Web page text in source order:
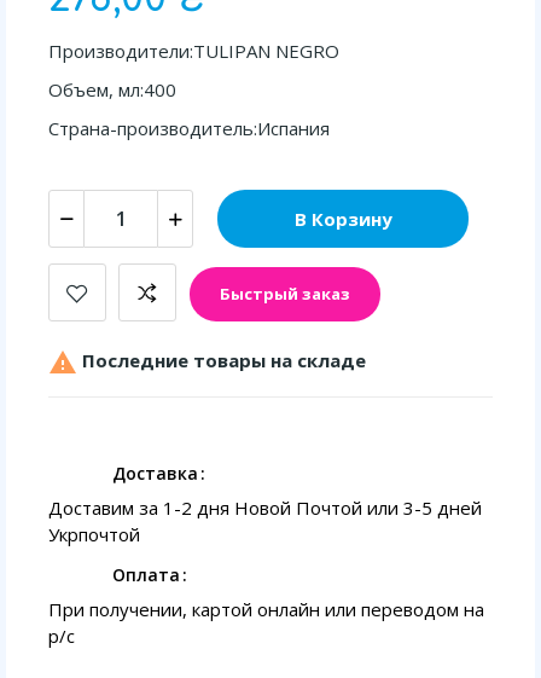
Производители:TULIPAN NEGRO
Объем, мл:400
Страна-производитель:Испания
В Корзину
Быстрый заказ
 Последние товары на складе
Доставка
Доставим за 1-2 дня Новой Почтой или 3-5 дней
Укрпочтой
Оплата
При получении, картой онлайн или переводом на
p/с